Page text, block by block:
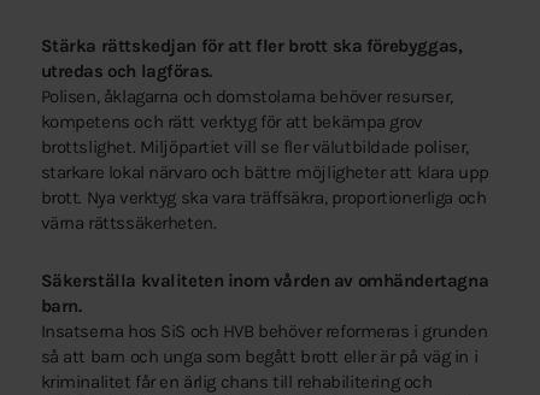
Stärka rättskedjan för att fler brott ska förebyggas,
utredas och lagföras.
Polisen, åklagarna och domstolarna behöver resurser,
kompetens och rätt verktyg för att bekämpa grov
brottslighet. Miljöpartiet vill se fler välutbildade poliser,
starkare lokal närvaro och bättre möjligheter att klara upp
brott. Nya verktyg ska vara träffsäkra, proportionerliga och
värna rättssäkerheten.
Säkerställa kvaliteten inom vården av omhändertagna
barn.
Insatserna hos SiS och HVB behöver reformeras i grunden
så att barn och unga som begått brott eller är på väg in i
kriminalitet får en ärlig chans till rehabilitering och